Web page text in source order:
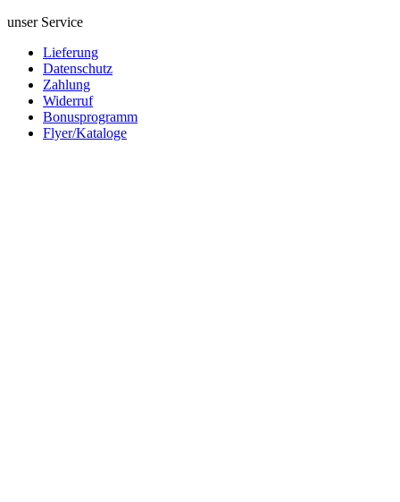
unser Service
Lieferung
Datenschutz
Zahlung
Widerruf
Bonusprogramm
Flyer/Kataloge